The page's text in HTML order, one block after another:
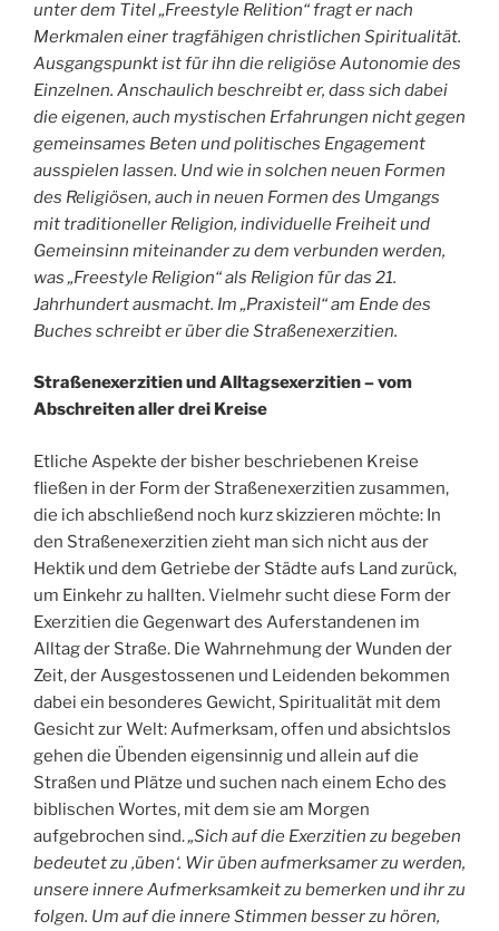
unter dem Titel „Freestyle Relition“ fragt er nach
Merkmalen einer tragfähigen christlichen Spiritualität.
Ausgangspunkt ist für ihn die religiöse Autonomie des
Einzelnen. Anschaulich beschreibt er, dass sich dabei
die eigenen, auch mystischen Erfahrungen nicht gegen
gemeinsames Beten und politisches Engagement
ausspielen lassen. Und wie in solchen neuen Formen
des Religiösen, auch in neuen Formen des Umgangs
mit traditioneller Religion, individuelle Freiheit und
Gemeinsinn miteinander zu dem verbunden werden,
was „Freestyle Religion“ als Religion für das 21.
Jahrhundert ausmacht. Im „Praxisteil“ am Ende des
Buches schreibt er über die Straßenexerzitien.
Straßenexerzitien und Alltagsexerzitien – vom
Abschreiten aller drei Kreise
Etliche Aspekte der bisher beschriebenen Kreise
fließen in der Form der Straßenexerzitien zusammen,
die ich abschließend noch kurz skizzieren möchte: In
den Straßenexerzitien zieht man sich nicht aus der
Hektik und dem Getriebe der Städte aufs Land zurück,
um Einkehr zu hallten. Vielmehr sucht diese Form der
Exerzitien die Gegenwart des Auferstandenen im
Alltag der Straße. Die Wahrnehmung der Wunden der
Zeit, der Ausgestossenen und Leidenden bekommen
dabei ein besonderes Gewicht, Spiritualität mit dem
Gesicht zur Welt: Aufmerksam, offen und absichtslos
gehen die Übenden eigensinnig und allein auf die
Straßen und Plätze und suchen nach einem Echo des
biblischen Wortes, mit dem sie am Morgen
aufgebrochen sind.„Sich auf die Exerzitien zu begeben
bedeutet zu ‚üben‘. Wir üben aufmerksamer zu werden,
unsere innere Aufmerksamkeit zu bemerken und ihr zu
folgen. Um auf die innere Stimmen besser zu hören,